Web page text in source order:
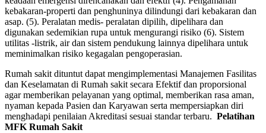
kebakaran-properti dan penghuninya dilindungi dari kebakaran dan
asap. (5). Peralatan medis- peralatan dipilih, dipelihara dan
digunakan sedemikian rupa untuk mengurangi risiko (6). Sistem
utilitas -listrik, air dan sistem pendukung lainnya dipelihara untuk
meminimalkan risiko kegagalan pengoperasian.
Rumah sakit dituntut dapat mengimplementasi Manajemen Fasilitas
dan Keselamatan di Rumah sakit secara Efektif dan proporsional
agar memberikan pelayanan yang optimal, memberikan rasa aman,
nyaman kepada Pasien dan Karyawan serta mempersiapkan diri
menghadapi penilaian Akreditasi sesuai standar terbaru. Pelatihan
MFK Rumah Sakit